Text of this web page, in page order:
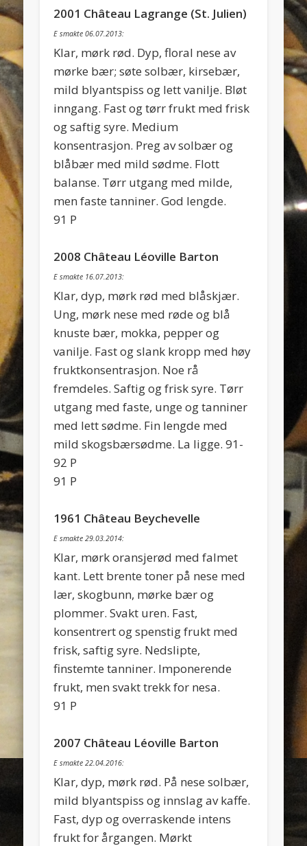
2001 Château Lagrange (St. Julien)
E smakte 06.07.2013:
Klar, mørk rød. Dyp, floral nese av
mørke bær; søte solbær, kirsebær,
mild blyantspiss og lett vanilje. Bløt
inngang. Fast og tørr frukt med frisk
og saftig syre. Medium
konsentrasjon. Preg av solbær og
blåbær med mild sødme. Flott
balanse. Tørr utgang med milde,
men faste tanniner. God lengde.
91 P
2008 Château Léoville Barton
E smakte 16.07.2013:
Klar, dyp, mørk rød med blåskjær.
Ung, mørk nese med røde og blå
knuste bær, mokka, pepper og
vanilje. Fast og slank kropp med høy
fruktkonsentrasjon. Noe rå
fremdeles. Saftig og frisk syre. Tørr
utgang med faste, unge og tanniner
med lett sødme. Fin lengde med
mild skogsbærsødme. La ligge. 91-
92 P
91 P
1961 Château Beychevelle
E smakte 29.03.2014:
Klar, mørk oransjerød med falmet
kant. Lett brente toner på nese med
lær, skogbunn, mørke bær og
plommer. Svakt uren. Fast,
konsentrert og spenstig frukt med
frisk, saftig syre. Nedslipte,
finstemte tanniner. Imponerende
frukt, men svakt trekk for nesa.
91 P
2007 Château Léoville Barton
E smakte 22.04.2016:
Klar, dyp, mørk rød. På nese solbær,
mild blyantspiss og innslag av kaffe.
Fast, dyp og overraskende intens
frukt for årgangen. Mørkt